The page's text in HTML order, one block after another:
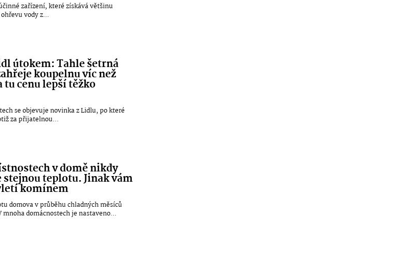
zařízení, které získává většinu
vody z...
útokem: Tahle šetrná
koupelnu víc než
cenu lepší těžko
se objevuje novinka z Lidlu, po které
za přijatelnou...
v domě nikdy
teplotu. Jinak vám
komínem
domova v průběhu chladných měsíců
domácnostech je nastaveno...